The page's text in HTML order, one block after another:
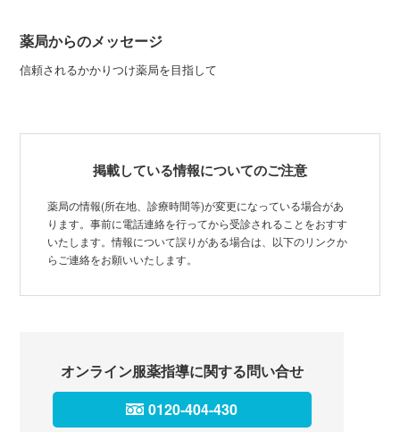
薬局からのメッセージ
信頼されるかかりつけ薬局を目指して
掲載している情報についてのご注意
薬局の情報(所在地、診療時間等)が変更になっている場合があ
ります。事前に電話連絡を行ってから受診されることをおすす
いたします。情報について誤りがある場合は、以下のリンクか
らご連絡をお願いいたします。
オンライン服薬指導に関する問い合せ
0120-404-430